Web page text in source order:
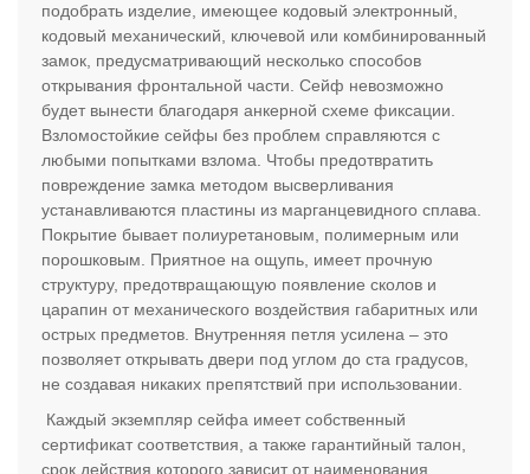
подобрать изделие, имеющее кодовый электронный,
кодовый механический, ключевой или комбинированный
замок, предусматривающий несколько способов
открывания фронтальной части. Сейф невозможно
будет вынести благодаря анкерной схеме фиксации.
Взломостойкие сейфы без проблем справляются с
любыми попытками взлома. Чтобы предотвратить
повреждение замка методом высверливания
устанавливаются пластины из марганцевидного сплава.
Покрытие бывает полиуретановым, полимерным или
порошковым. Приятное на ощупь, имеет прочную
структуру, предотвращающую появление сколов и
царапин от механического воздействия габаритных или
острых предметов. Внутренняя петля усилена – это
позволяет открывать двери под углом до ста градусов,
не создавая никаких препятствий при использовании.
Каждый экземпляр сейфа имеет собственный
сертификат соответствия, а также гарантийный талон,
срок действия которого зависит от наименования